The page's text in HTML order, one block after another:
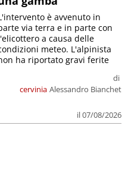
cervinia
di
Alessandro Bianchet
il 07/08/2026
è avvenuto in
via terra e in parte con
a causa delle
meteo. L'alpinista
ha riportato gravi ferite